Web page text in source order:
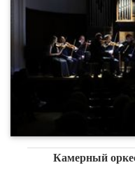
Камерный